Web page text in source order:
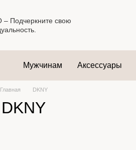
Мужчинам Аксессуары
Главная DKNY
DKNY